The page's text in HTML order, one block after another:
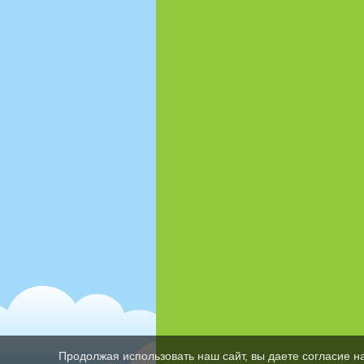
Продолжая использовать наш сайт, вы даете согласие